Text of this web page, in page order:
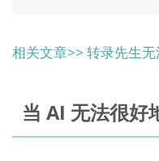
相关文章>> 转录先生无
当 AI 无法很好